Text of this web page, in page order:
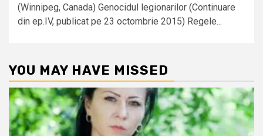
(Winnipeg, Canada) Genocidul legionarilor (Continuare
din ep.IV, publicat pe 23 octombrie 2015) Regele...
YOU MAY HAVE MISSED